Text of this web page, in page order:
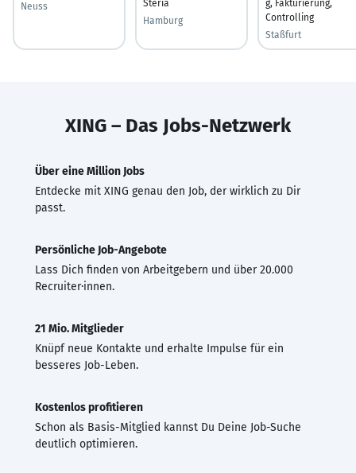
Neuss
Steria
Hamburg
g, Fakturierung,
Controlling
Staßfurt
XING – Das Jobs-Netzwerk
Über eine Million Jobs
Entdecke mit XING genau den Job, der wirklich zu Dir
passt.
Persönliche Job-Angebote
Lass Dich finden von Arbeitgebern und über 20.000
Recruiter·innen.
21 Mio. Mitglieder
Knüpf neue Kontakte und erhalte Impulse für ein
besseres Job-Leben.
Kostenlos profitieren
Schon als Basis-Mitglied kannst Du Deine Job-Suche
deutlich optimieren.